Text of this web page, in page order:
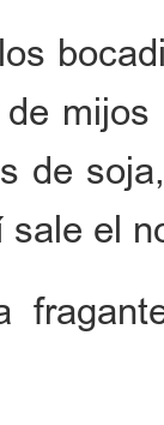
de
sale el